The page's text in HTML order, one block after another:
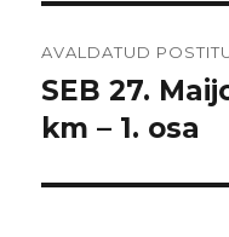
AVALDATUD
SEB 27.
km – 1. osa